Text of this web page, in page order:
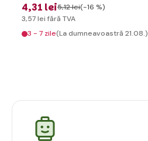
4,31 lei5,12 lei(-16 %)
3,57 lei fără TVA
3 - 7 zile(La dumneavoastră 21.08.)